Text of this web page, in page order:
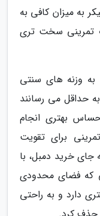
به میزان کافی به
تمرینی سخت تری
وزنه های سنتی
به حداقل می رسانند
بهتری انجام
برای تقویت
جای خرید دمبل، با
که فضای محدودی
دارد و به راحتی